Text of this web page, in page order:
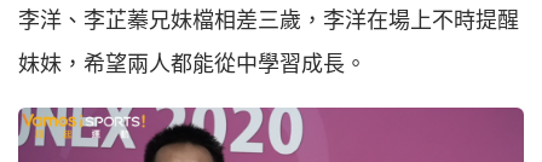
李洋、李芷蓁兄妹檔相差三歲，李洋在場上不時提醒
妹妹，希望兩人都能從中學習成長。